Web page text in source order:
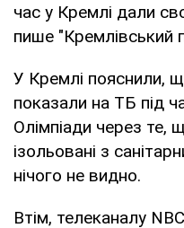
час у Кремлі дали
пише "Кремлівський
У Кремлі пояснили,
показали на ТБ під
Олімпіади через те,
ізольовані з
нічого не видно.
Втім, телеканалу